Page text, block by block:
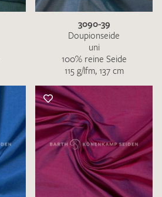
3090-39
Doupionseide
uni
100% reine Seide
115 g/lfm, 137 cm